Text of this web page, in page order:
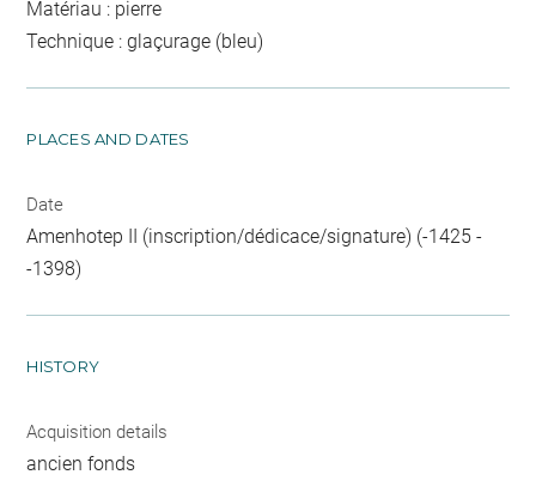
Matériau : pierre
Technique : glaçurage (bleu)
PLACES AND DATES
Date
Amenhotep II (inscription/dédicace/signature) (-1425 -
-1398)
HISTORY
Acquisition details
ancien fonds